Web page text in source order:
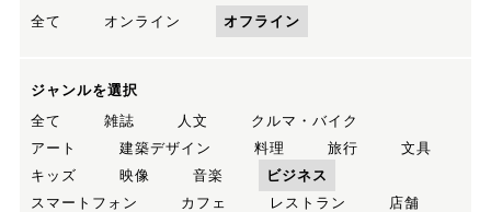
全て
オンライン オフライン
ジャンルを選択
全て
雑誌 人文
クルマ・バイク
アート
建築デザイン 料理 旅行
文具
キッズ
映像 音楽
ビジネス
スマートフォン
カフェ レストラン
店舗